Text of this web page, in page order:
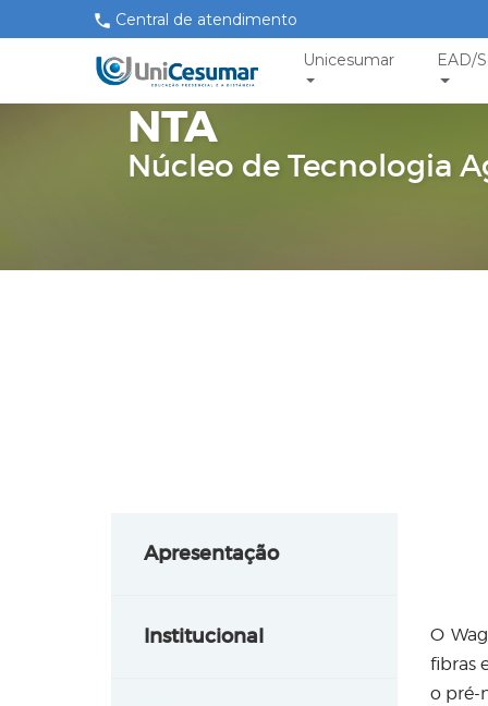
Central de atendimento
Unicesumar EAD/
NTA
Núcleo de Tecnologia
Apresentação
Institucional
O
fibras
o pré-